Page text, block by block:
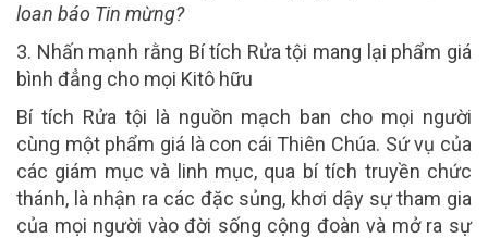
loan báo Tin mừng?
3. Nhấn mạnh rằng Bí tích Rửa tội mang lại phẩm giá
bình đẳng cho mọi Kitô hữu
Bí tích Rửa tội là nguồn mạch ban cho mọi người
cùng một phẩm giá là con cái Thiên Chúa. Sứ vụ của
các giám mục và linh mục, qua bí tích truyền chức
thánh, là nhận ra các đặc sủng, khơi dậy sự tham gia
của mọi người vào đời sống cộng đoàn và mở ra sự